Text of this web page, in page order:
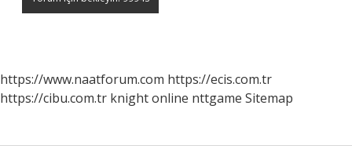
https://www.naatforum.com https://ecis.com.tr
https://cibu.com.tr knight online nttgame Sitemap